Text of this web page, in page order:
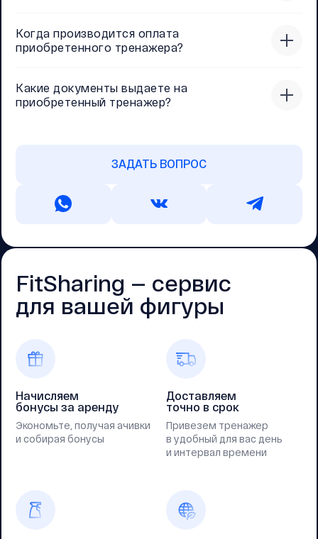
Когда производится оплата
приобретенного тренажера?
Какие документы выдаете на
приобретенный тренажер?
ЗАДАТЬ ВОПРОС
FitSharing — cервис
для вашей фигуры
Начисляем
бонусы за аренду
Экономьте, получая ачивки
и собирая бонусы
Доставляем
точно в срок
Привезем тренажер
в удобный для вас день
и интервал времени